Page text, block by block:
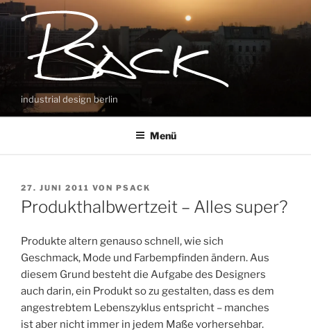
Zum
Inhalt
industrial design berlin
Menü
VERÖFFENTLICHT
AM
27. JUNI 2011 VON PSACK
Produkthalbwertzeit – Alles super?
Produkte altern genauso schnell, wie sich
Geschmack, Mode und Farbempfinden ändern. Aus
diesem Grund besteht die Aufgabe des Designers
auch darin, ein Produkt so zu gestalten, dass es dem
angestrebtem Lebenszyklus entspricht – manches
ist aber nicht immer in jedem Maße vorhersehbar.